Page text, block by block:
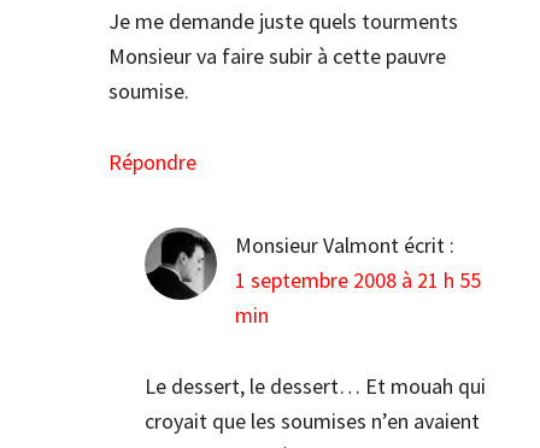
Je me demande juste quels tourments
Monsieur va faire subir à cette pauvre
soumise.
Répondre
Monsieur Valmont écrit :
1 septembre 2008 à 21 h 55
min
Le dessert, le dessert… Et mouah qui
croyait que les soumises n’en avaient